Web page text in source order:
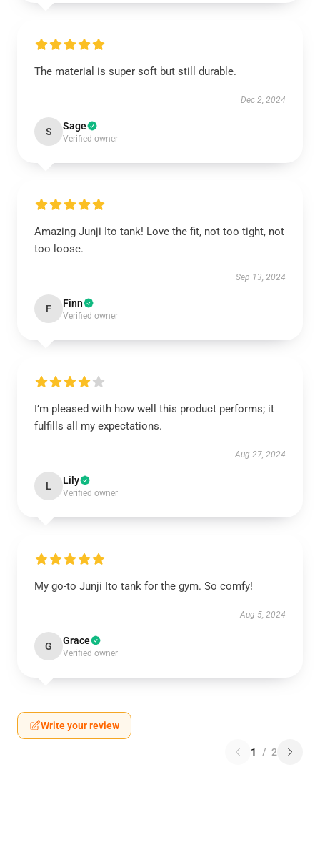
The material is super soft but still durable.
Dec 2, 2024
S Sage
Verified owner
Amazing Junji Ito tank! Love the fit, not too tight, not
too loose.
Sep 13, 2024
F Finn
Verified owner
I’m pleased with how well this product performs; it
fulfills all my expectations.
Aug 27, 2024
L Lily
Verified owner
My go-to Junji Ito tank for the gym. So comfy!
Aug 5, 2024
G Grace
Verified owner
Write your review
1 / 2